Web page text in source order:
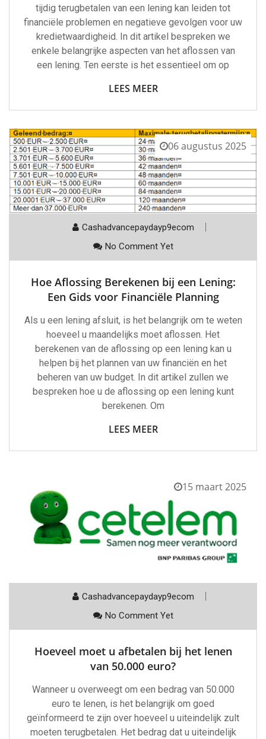
tijdig terugbetalen van een lening kan leiden tot
financiële problemen en negatieve gevolgen voor uw
kredietwaardigheid. In dit artikel bespreken we
enkele belangrijke aspecten van het aflossen van
een lening. Ten eerste is het essentieel om op
LEES MEER
06 augustus 2025
Cashadvancepaydayp9ecom
No Comment Yet
Hoe Aflossing Berekenen bij een Lening:
Een Gids voor Financiële Planning
Als u een lening afsluit, is het belangrijk om te weten
hoeveel u maandelijks moet aflossen. Het
berekenen van de aflossing op een lening kan u
helpen bij het plannen van uw financiën en het
beheren van uw budget. In dit artikel zullen we
bespreken hoe u de aflossing op een lening kunt
berekenen. Om
LEES MEER
15 maart 2025
Cashadvancepaydayp9ecom
No Comment Yet
Hoeveel moet u afbetalen bij het lenen
van 50.000 euro?
Wanneer u overweegt om een bedrag van 50.000
euro te lenen, is het belangrijk om goed
geïnformeerd te zijn over hoeveel u uiteindelijk zult
moeten terugbetalen. Het bedrag dat u uiteindelijk